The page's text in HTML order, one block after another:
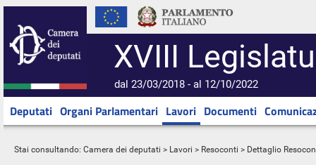
XVIII
dal 23/03/2018 - al 12/10/2022
Deputati Organi Parlamentari Lavori Documenti
Stai consultando: Camera dei deputati > Lavori > Resoconti > Dettaglio